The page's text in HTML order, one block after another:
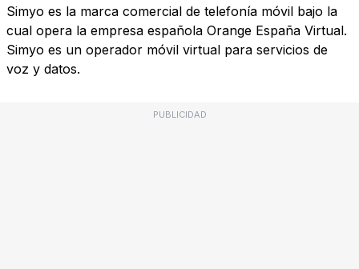
Simyo es la marca comercial de telefonía móvil bajo la
cual opera la empresa española Orange España Virtual.
Simyo es un operador móvil virtual para servicios de
voz y datos.
PUBLICIDAD